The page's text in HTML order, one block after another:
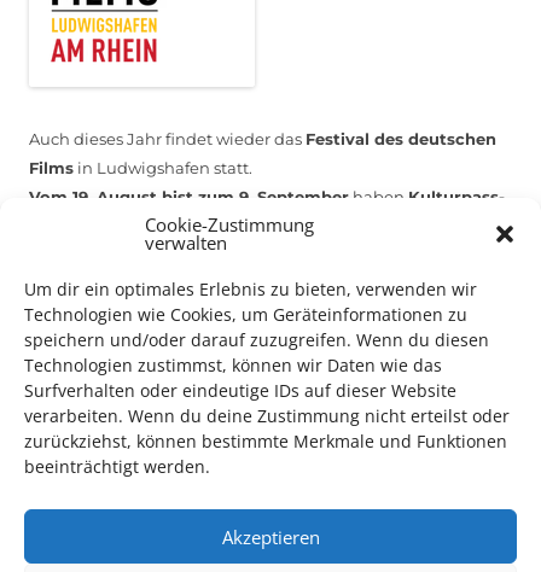
Cookie-Zustimmung
verwalten
Um dir ein optimales Erlebnis zu bieten, verwenden wir
Technologien wie Cookies, um Geräteinformationen zu
speichern und/oder darauf zuzugreifen. Wenn du diesen
Technologien zustimmst, können wir Daten wie das
Surfverhalten oder eindeutige IDs auf dieser Website
verarbeiten. Wenn du deine Zustimmung nicht erteilst oder
zurückziehst, können bestimmte Merkmale und Funktionen
beeinträchtigt werden.
Akzeptieren
Auch dieses Jahr findet wieder das Festival des deutschen
Films in Ludwigshafen statt.
Vom 19. August bist zum 9. September haben Kulturpass-
Inhaber*innen freien Eintrittzu den Vorstellungen – 30
Minuten vor Beginn des Films und solange der Vorrat reicht!
Weitere Details zum Festival finden SieHIER
DIGITAL KULTURPASS BEANTRAGEN
Den Kulturpass können Sie jetzt auch digital beantragen.